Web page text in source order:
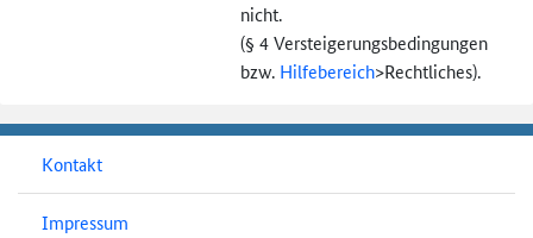
nicht.
(§ 4 Versteigerungs­bedingungen
bzw. Hilfebereich>Rechtliches).
Kontakt
Impressum